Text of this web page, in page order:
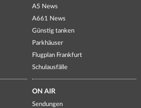
A5 News
A661 News
Günstig tanken
Parkhäuser
Flugplan Frankfurt
Schulausfälle
ON AIR
Sendungen